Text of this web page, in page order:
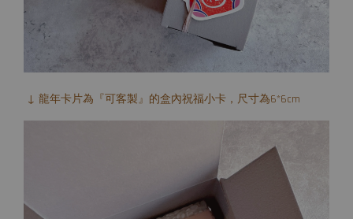
↓ 龍年卡片為『可客製』的盒內祝福小卡，尺寸為6*6cm